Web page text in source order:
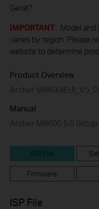
Gerät?
IMPORTANT: Model and
varies by region. Please
website to determine
Product Overview
Archer
Manual
Archer MR600 5.0
ISP File
Firmware
ISP File